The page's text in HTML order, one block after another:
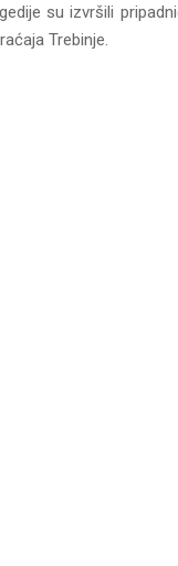
su izvršili
Trebinje.